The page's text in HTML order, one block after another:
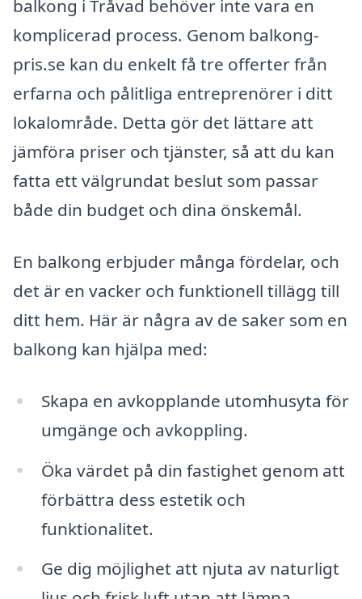
balkong i Tråvad behöver inte vara en
komplicerad process. Genom balkong-
pris.se kan du enkelt få tre offerter från
erfarna och pålitliga entreprenörer i ditt
lokalområde. Detta gör det lättare att
jämföra priser och tjänster, så att du kan
fatta ett välgrundat beslut som passar
både din budget och dina önskemål.
En balkong erbjuder många fördelar, och
det är en vacker och funktionell tillägg till
ditt hem. Här är några av de saker som en
balkong kan hjälpa med:
Skapa en avkopplande utomhusyta för
umgänge och avkoppling.
Öka värdet på din fastighet genom att
förbättra dess estetik och
funktionalitet.
Ge dig möjlighet att njuta av naturligt